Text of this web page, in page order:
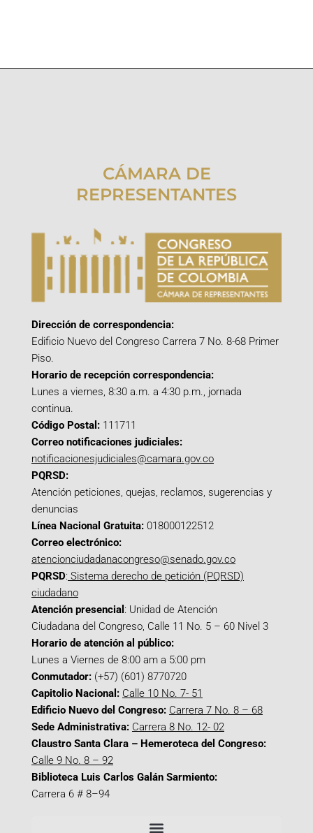
CÁMARA DE
REPRESENTANTES
Dirección de correspondencia:
Edificio Nuevo del Congreso Carrera 7 No. 8-68 Primer
Piso.
Horario de recepción correspondencia:
Lunes a viernes, 8:30 a.m. a 4:30 p.m., jornada
continua.
Código Postal: 111711
Correo notificaciones judiciales:
notificacionesjudiciales@camara.gov.co
PQRSD:
Atención peticiones, quejas, reclamos, sugerencias y
denuncias
Línea Nacional Gratuita: 018000122512
Correo electrónico:
atencionciudadanacongreso@senado.gov.co
PQRSD: Sistema derecho de petición (PQRSD)
ciudadano
Atención presencial : Unidad de Atención
Ciudadana del Congreso, Calle 11 No. 5 – 60 Nivel 3
Horario de atención al público:
Lunes a Viernes de 8:00 am a 5:00 pm
Conmutador: (+57) (601) 8770720
Capitolio Nacional: Calle 10 No. 7- 51
Edificio Nuevo del Congreso: Carrera 7 No. 8 – 68
Sede Administrativa: Carrera 8 No. 12- 02
Claustro Santa Clara – Hemeroteca del Congreso:
Calle 9 No. 8 – 92
Biblioteca Luis Carlos Galán Sarmiento:
Carrera 6 # 8–94